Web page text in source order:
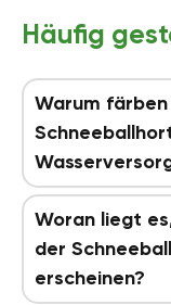
Häufig
Warum
Woran liegt
der
erscheinen?